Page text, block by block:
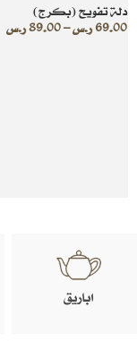
دلة تفويح (بكرج)
69.00ر.س–
89.00ر.س
اباريق